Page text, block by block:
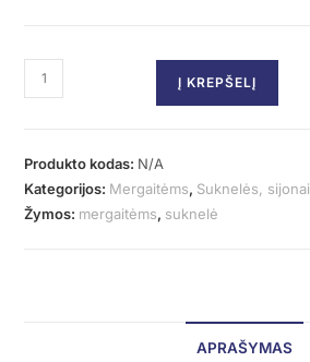
Į KREPŠELĮ
Produkto kodas: N/A
Kategorijos: Mergaitėms, Suknelės, sijonai
Žymos: mergaitėms, suknelė
APRAŠYMAS